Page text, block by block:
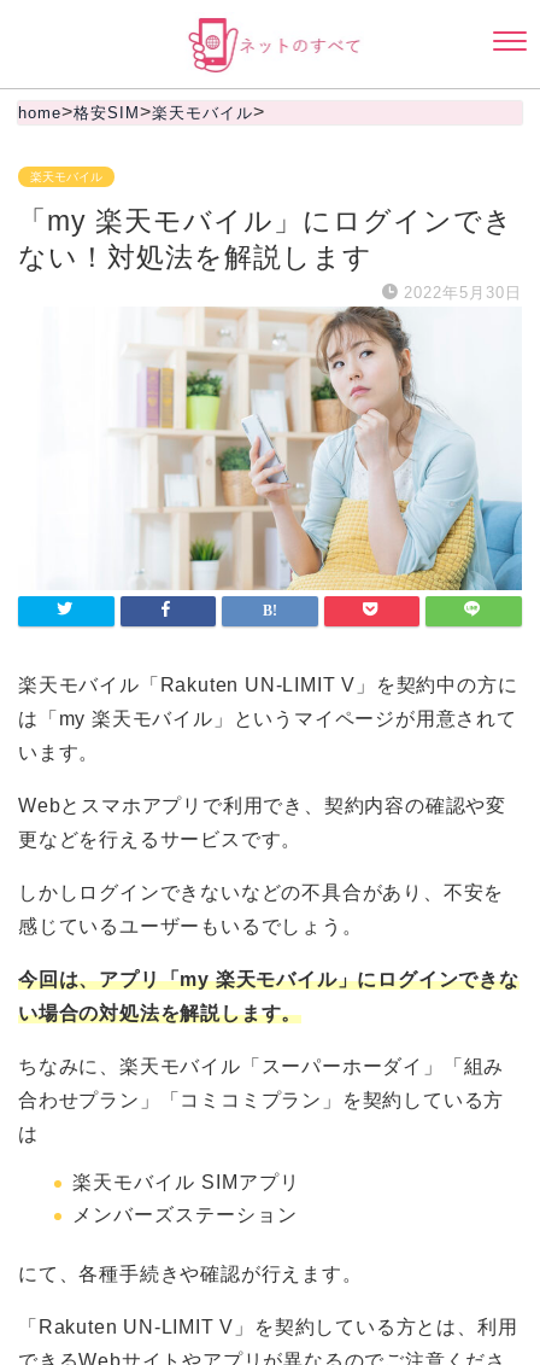
home>格安SIM >楽天モバイル>
楽天モバイル
「my 楽天モバイル」にログインでき
ない！対処法を解説します
2022年5月30日
楽天モバイル「Rakuten UN-LIMIT V」を契約中の方に
は「my 楽天モバイル」というマイページが用意されて
います。
Webとスマホアプリで利用でき、契約内容の確認や変
更などを行えるサービスです。
しかしログインできないなどの不具合があり、不安を
感じているユーザーもいるでしょう。
今回は、アプリ「my 楽天モバイル」にログインできな
い場合の対処法を解説します。
ちなみに、楽天モバイル「スーパーホーダイ」「組み
合わせプラン」「コミコミプラン」を契約している方
は
楽天モバイル SIMアプリ
メンバーズステーション
にて、各種手続きや確認が行えます。
「Rakuten UN-LIMIT V」を契約している方とは、利用
できるWebサイトやアプリが異なるのでご注意くださ